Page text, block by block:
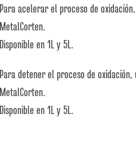
Para acelerar el proceso de
MetalCorten.
Disponible en 1L y 5L.
Para detener el proceso de oxidación,
MetalCorten.
Disponible en 1L y 5L.